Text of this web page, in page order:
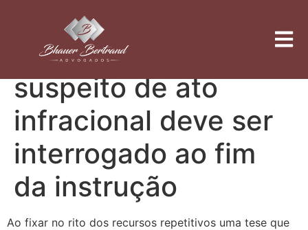
Repetitivo define
que adolescente
suspeito de ato
infracional deve ser
interrogado ao fim
da instrução
Ao fixar no rito dos recursos repetitivos uma tese que